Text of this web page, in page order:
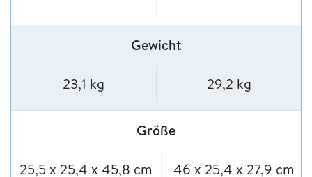
Gewicht
23,1 kg 29,2 kg
Größe
25,5 x 25,4 x 45,8 cm 46 x 25,4 x 27,9 cm